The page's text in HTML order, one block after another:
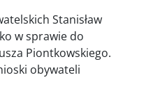
Stanisław
w sprawie do
Piontkowskiego.
obywateli